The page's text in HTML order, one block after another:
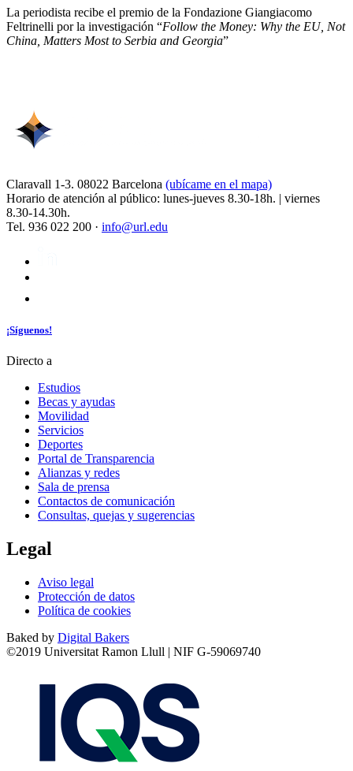
La periodista recibe el premio de la Fondazione Giangiacomo
Feltrinelli por la investigación “Follow the Money: Why the EU, Not
China, Matters Most to Serbia and Georgia”
Claravall 1-3. 08022 Barcelona (ubícame en el mapa)
Horario de atención al público: lunes-jueves 8.30-18h. | viernes
8.30-14.30h.
Tel. 936 022 200 · info@url.edu
¡Síguenos!
Directo a
Estudios
Becas y ayudas
Movilidad
Servicios
Deportes
Portal de Transparencia
Alianzas y redes
Sala de prensa
Contactos de comunicación
Consultas, quejas y sugerencias
Legal
Aviso legal
Protección de datos
Política de cookies
Baked by Digital Bakers
©2019 Universitat Ramon Llull | NIF G-59069740